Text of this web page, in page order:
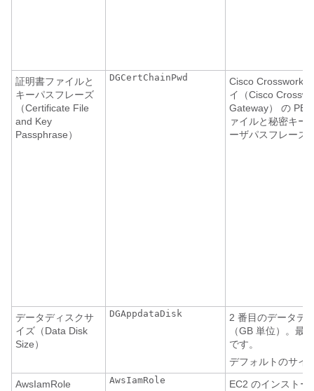
証明書ファイルと
キーパスフレーズ
（Certificate File
and Key
Passphrase）
DGCertChainPwd
Cisco Crosswork
イ（Cisco
Gateway）
の
ァイルと秘密キー
ーザパスフレーズ
データディスクサ
イズ（Data Disk
Size）
DGAppdataDisk
2 番目のデータデ
（GB 単位）。最
です。
デフォルトのサイ
AwsIamRole
AwsIamRole
EC2 のインストー